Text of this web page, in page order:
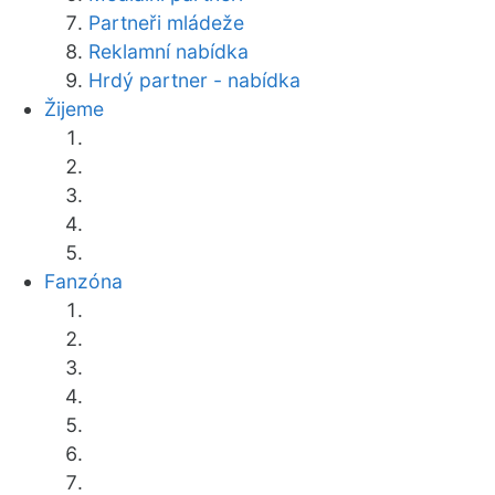
Partneři mládeže
Reklamní nabídka
Hrdý partner - nabídka
Žijeme
Fanzóna